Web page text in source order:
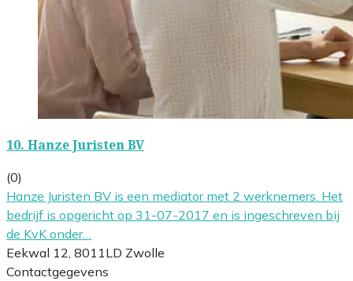
10. Hanze Juristen BV
(0)
Hanze Juristen BV is een mediator met 2 werknemers. Het
bedrijf is opgericht op 31-07-2017 en is ingeschreven bij
de KvK onder…
Eekwal 12, 8011LD Zwolle
Contactgegevens